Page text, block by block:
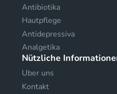
Antibiotika
Hautpflege
Antidepressiva
Analgetika
Nützliche
Uber uns
Kontakt